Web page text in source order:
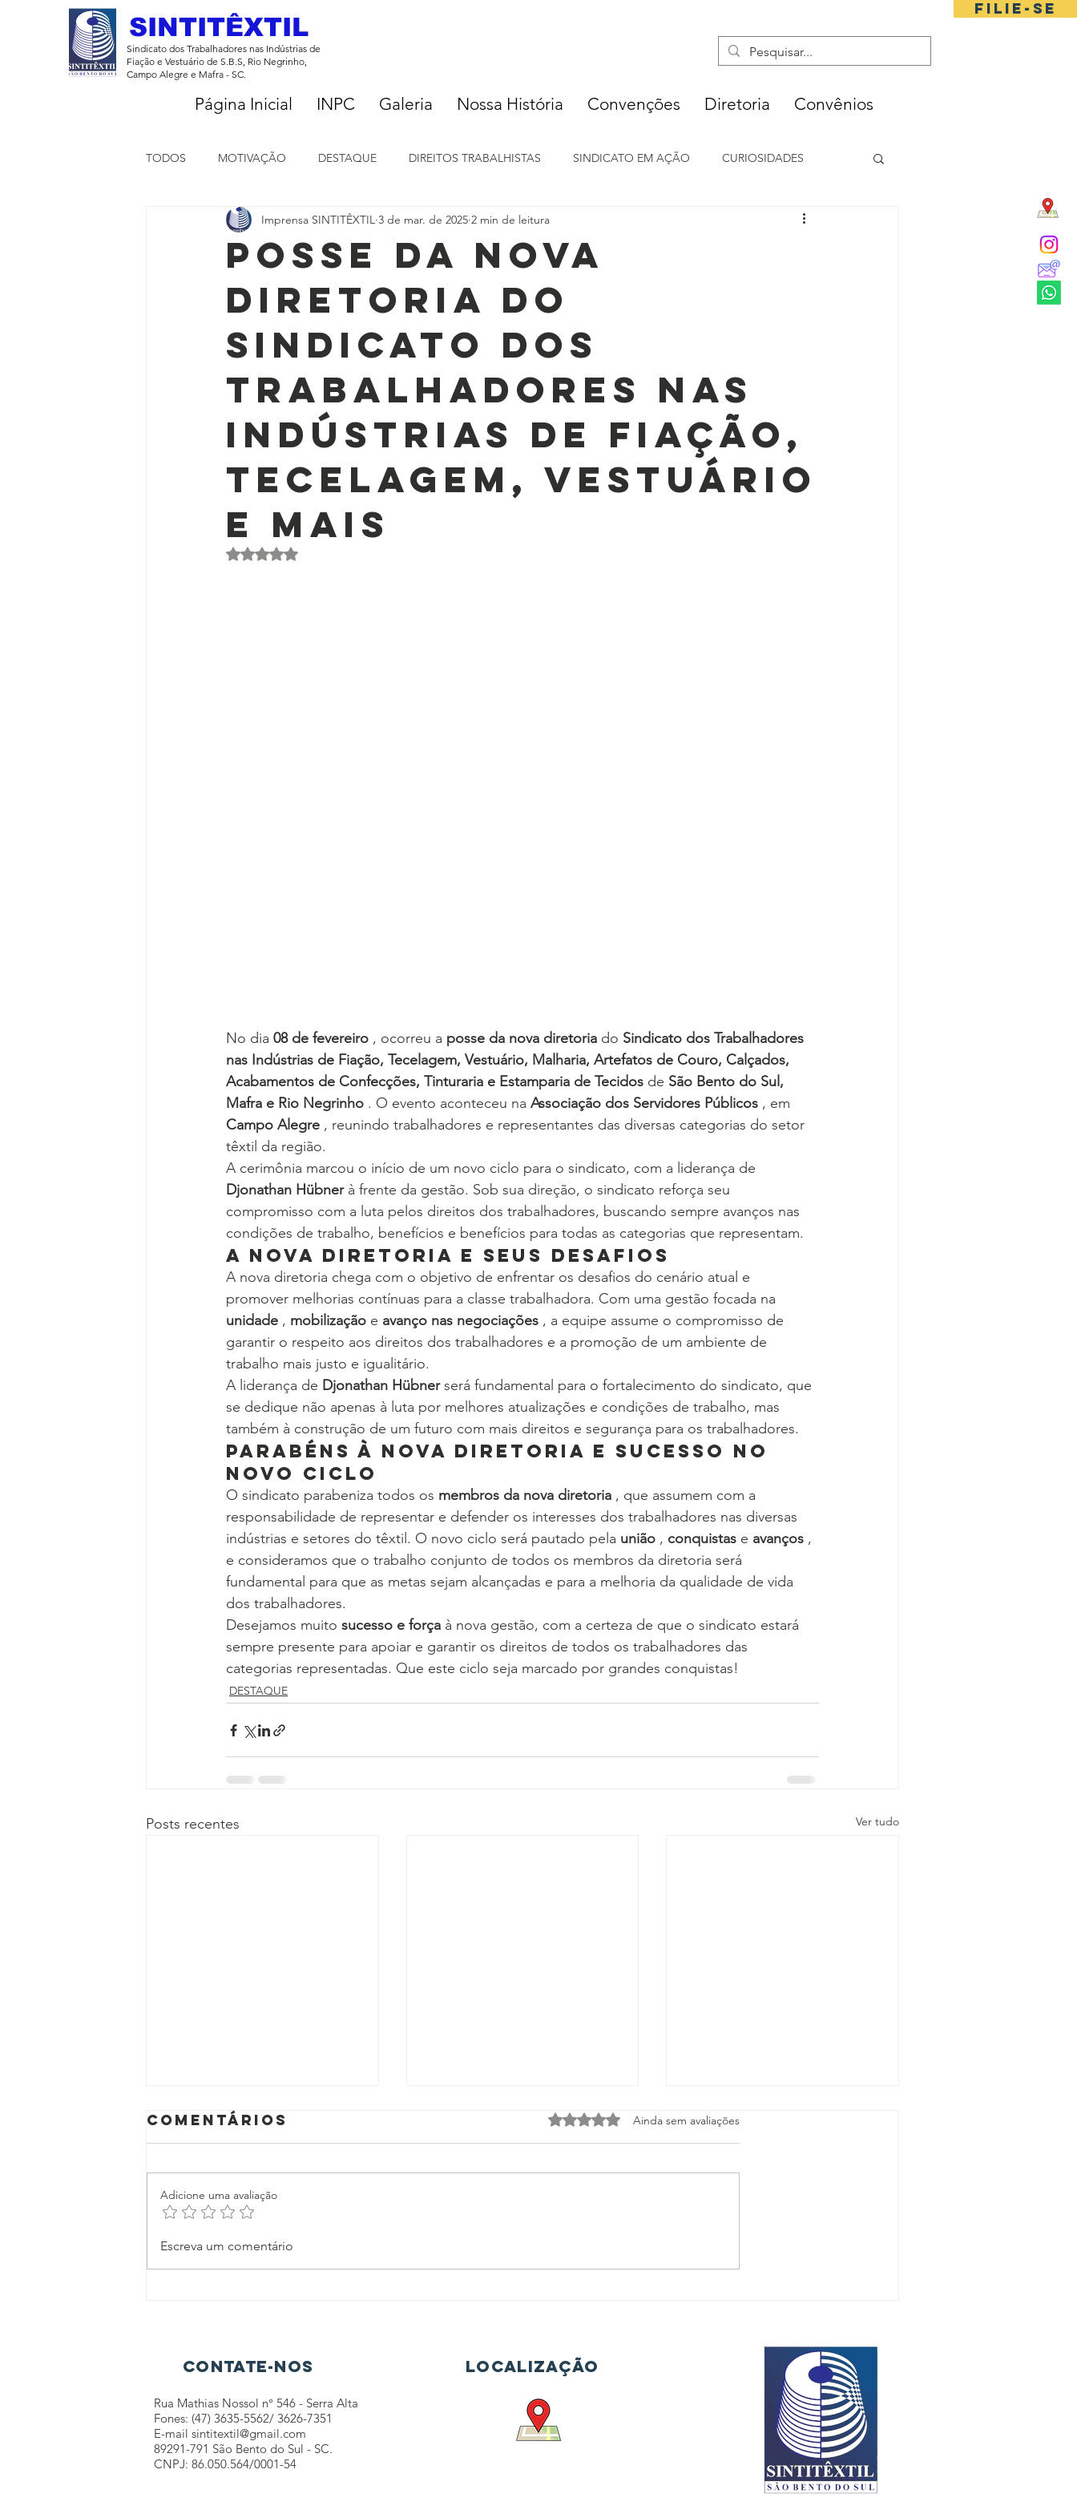
SINTITÊXTIL
FILIE-SE
Sindicato dos Trabalhadores nas Indústrias de
Fiação e Vestuário de S.B.S, Rio Negrinho,
Campo Alegre e Mafra - SC.
Página Inicial INPC Galeria Nossa História Convenções Diretoria Convênios
TODOS MOTIVAÇÃO DESTAQUE DIREITOS TRABALHISTAS SINDICATO EM AÇÃO CURIOSIDADES
Posse da Nova
Diretoria do
Sindicato dos
Trabalhadores nas
Indústrias de Fiação,
Tecelagem, Vestuário
e mais
Imprensa SINTITÊXTIL 3 de mar. de 2025 2 min de leitura
Avaliado com NaN de 5 estrelas.
No dia 08 de fevereiro , ocorreu a posse da nova diretoria do Sindicato dos Trabalhadores
nas Indústrias de Fiação, Tecelagem, Vestuário, Malharia, Artefatos de Couro, Calçados,
Acabamentos de Confecções, Tinturaria e Estamparia de Tecidos de São Bento do Sul,
Mafra e Rio Negrinho . O evento aconteceu na Associação dos Servidores Públicos , em
Campo Alegre , reunindo trabalhadores e representantes das diversas categorias do setor
têxtil da região.
A cerimônia marcou o início de um novo ciclo para o sindicato, com a liderança de
Djonathan Hübner à frente da gestão. Sob sua direção, o sindicato reforça seu
compromisso com a luta pelos direitos dos trabalhadores, buscando sempre avanços nas
condições de trabalho, benefícios e benefícios para todas as categorias que representam.
A Nova Diretoria e Seus Desafios
A nova diretoria chega com o objetivo de enfrentar os desafios do cenário atual e
promover melhorias contínuas para a classe trabalhadora. Com uma gestão focada na
unidade , mobilização e avanço nas negociações , a equipe assume o compromisso de
garantir o respeito aos direitos dos trabalhadores e a promoção de um ambiente de
trabalho mais justo e igualitário.
A liderança de Djonathan Hübner será fundamental para o fortalecimento do sindicato, que
se dedique não apenas à luta por melhores atualizações e condições de trabalho, mas
também à construção de um futuro com mais direitos e segurança para os trabalhadores.
Parabéns à Nova Diretoria e Sucesso no
Novo Ciclo
O sindicato parabeniza todos os membros da nova diretoria , que assumem com a
responsabilidade de representar e defender os interesses dos trabalhadores nas diversas
indústrias e setores do têxtil. O novo ciclo será pautado pela união , conquistas e avanços ,
e consideramos que o trabalho conjunto de todos os membros da diretoria será
fundamental para que as metas sejam alcançadas e para a melhoria da qualidade de vida
dos trabalhadores.
Desejamos muito sucesso e força à nova gestão, com a certeza de que o sindicato estará
sempre presente para apoiar e garantir os direitos de todos os trabalhadores das
categorias representadas. Que este ciclo seja marcado por grandes conquistas!
DESTAQUE
Posts recentes Ver tudo
Fim da escala
6x1: O que
Câmara?
e tensão no
saúde
que tece o
Comentários Avaliado com 0 de 5 estrelas.
Ainda sem avaliações
Adicione uma avaliação
Escreva um comentário
Contate-nos
Rua Mathias Nossol n° 546 - Serra Alta
Fones: (47) 3635-5562/ 3626-7351
E-mail sintitextil@gmail.com
89291-791 São Bento do Sul - SC.
CNPJ: 86.050.564/0001-54
Localização